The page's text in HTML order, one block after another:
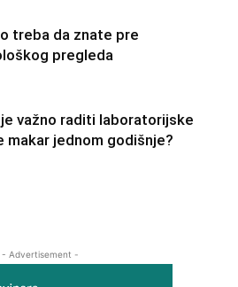
treba da znate pre
pregleda
važno raditi laboratorijske
makar jednom godišnje?
- Advertisement -